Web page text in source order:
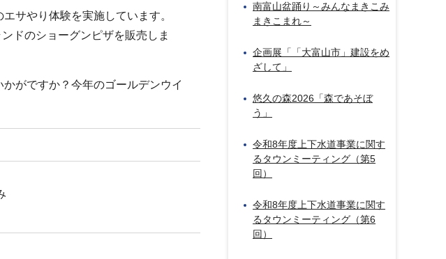
サやり体験を実施しています。
ドのショーグンピザを販売しま
がですか？今年のゴールデンウイ
南富山盆踊り～みんなまきこみ
まきこまれ～
企画展「「大富山市」建設をめ
ざして」
悠久の森2026「森であそぼ
う」
令和8年度上下水道事業に関す
るタウンミーティング（第5
回）
令和8年度上下水道事業に関す
るタウンミーティング（第6
回）